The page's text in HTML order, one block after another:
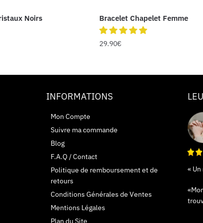
Noirs Bracelet Chapelet Femme
29.90€
INFORMATIONS
Mon Compte
Suivre ma commande
Blog
F.A.Q / Contact
Politique de remboursement et de
retours
Conditions Générales de Ventes
Mentions Légales
Plan du Site
«